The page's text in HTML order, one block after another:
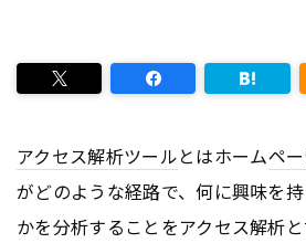
アクセス解析ツールとはホームペ
がどのような経路で、何に興味を
かを分析することをアクセス解析